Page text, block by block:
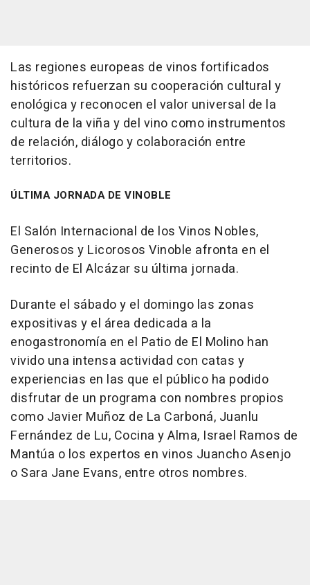
Las regiones europeas de vinos fortificados
históricos refuerzan su cooperación cultural y
enológica y reconocen el valor universal de la
cultura de la viña y del vino como instrumentos
de relación, diálogo y colaboración entre
territorios.
ÚLTIMA JORNADA DE VINOBLE
El Salón Internacional de los Vinos Nobles,
Generosos y Licorosos Vinoble afronta en el
recinto de El Alcázar su última jornada.
Durante el sábado y el domingo las zonas
expositivas y el área dedicada a la
enogastronomía en el Patio de El Molino han
vivido una intensa actividad con catas y
experiencias en las que el público ha podido
disfrutar de un programa con nombres propios
como Javier Muñoz de La Carboná, Juanlu
Fernández de Lu, Cocina y Alma, Israel Ramos de
Mantúa o los expertos en vinos Juancho Asenjo
o Sara Jane Evans, entre otros nombres.